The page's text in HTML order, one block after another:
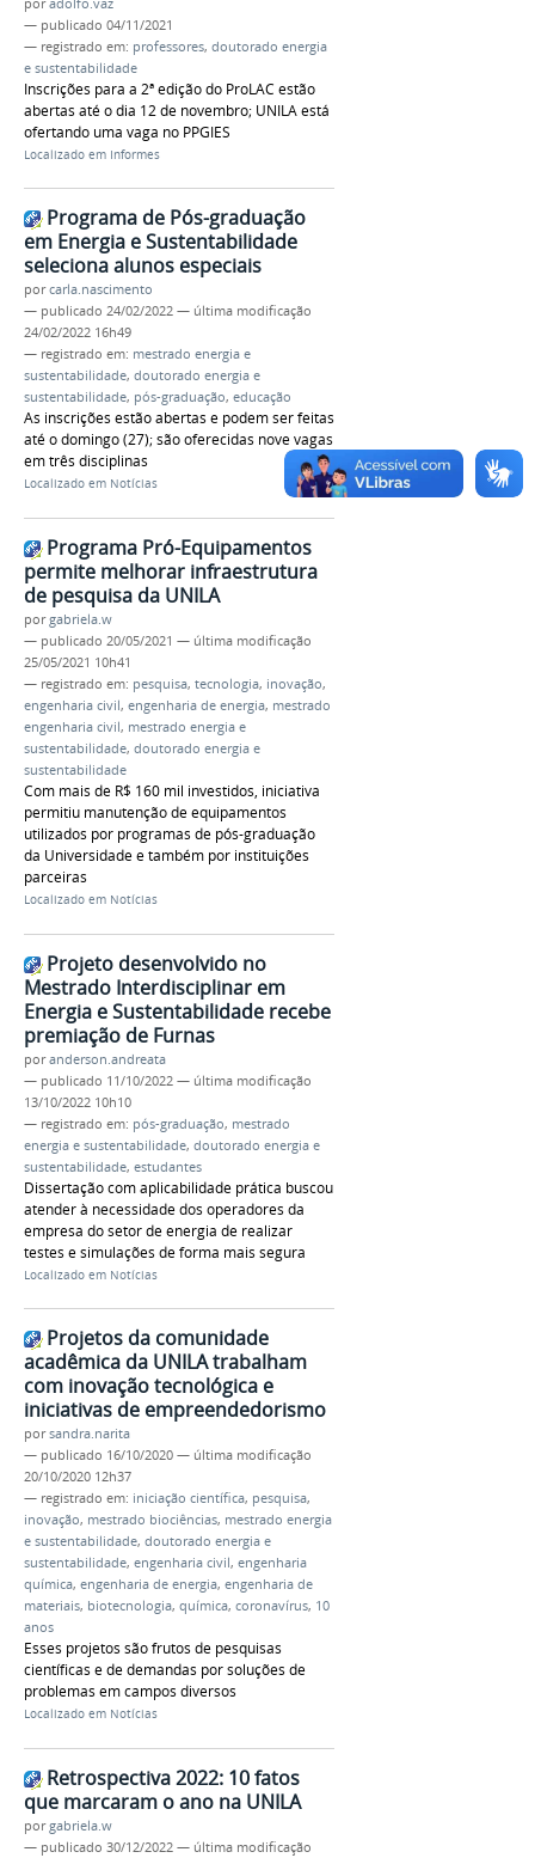
— publicado 04/11/2021
— registrado em: professores, doutorado energia
e sustentabilidade
Inscrições para a 2ª edição do ProLAC estão
abertas até o dia 12 de novembro; UNILA está
ofertando uma vaga no PPGIES
Localizado em Informes
Programa de Pós-graduação
em Energia e Sustentabilidade
seleciona alunos especiais
porcarla.nascimento
— publicado 24/02/2022 — última modificação
24/02/2022 16h49
— registrado em: mestrado energia e
sustentabilidade, doutorado energia e
sustentabilidade, pós-graduação, educação
As inscrições estão abertas e podem ser feitas
até o domingo (27); são oferecidas nove vagas
em três disciplinas
Localizado em Notícias
Programa Pró-Equipamentos
permite melhorar infraestrutura
de pesquisa da UNILA
porgabriela.w
— publicado 20/05/2021 — última modificação
25/05/2021 10h41
— registrado em: pesquisa, tecnologia, inovação,
engenharia civil, engenharia de energia, mestrado
engenharia civil, mestrado energia e
sustentabilidade, doutorado energia e
sustentabilidade
Com mais de R$ 160 mil investidos, iniciativa
permitiu manutenção de equipamentos
utilizados por programas de pós-graduação
da Universidade e também por instituições
parceiras
Localizado em Notícias
Projeto desenvolvido no
Mestrado Interdisciplinar em
Energia e Sustentabilidade recebe
premiação de Furnas
poranderson.andreata
— publicado 11/10/2022 — última modificação
13/10/2022 10h10
— registrado em: pós-graduação, mestrado
energia e sustentabilidade, doutorado energia e
sustentabilidade, estudantes
Dissertação com aplicabilidade prática buscou
atender à necessidade dos operadores da
empresa do setor de energia de realizar
testes e simulações de forma mais segura
Localizado em Notícias
Projetos da comunidade
acadêmica da UNILA trabalham
com inovação tecnológica e
iniciativas de empreendedorismo
porsandra.narita
— publicado 16/10/2020 — última modificação
20/10/2020 12h37
— registrado em: iniciação científica, pesquisa,
inovação, mestrado biociências, mestrado energia
e sustentabilidade, doutorado energia e
sustentabilidade, engenharia civil, engenharia
química, engenharia de energia, engenharia de
materiais, biotecnologia, química, coronavírus, 10
anos
Esses projetos são frutos de pesquisas
científicas e de demandas por soluções de
problemas em campos diversos
Localizado em Notícias
Retrospectiva 2022: 10 fatos
que marcaram o ano na UNILA
porgabriela.w
— publicado 30/12/2022 — última modificação